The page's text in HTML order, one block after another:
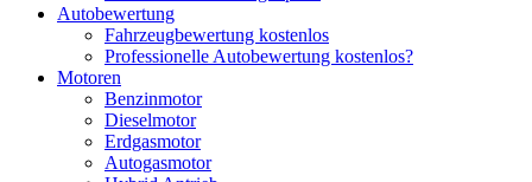
Autobewertung
Fahrzeugbewertung kostenlos
Professionelle Autobewertung kostenlos?
Motoren
Benzinmotor
Dieselmotor
Erdgasmotor
Autogasmotor